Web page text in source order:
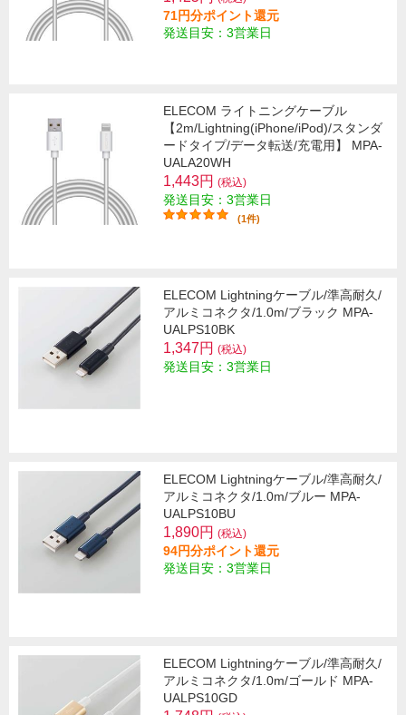
71円分ポイント還元
発送目安：3営業日
ELECOM ライトニングケーブル
【2m/Lightning(iPhone/iPod)/スタンダ
ードタイプ/データ転送/充電用】 MPA-
UALA20WH
1,443円 (税込)
発送目安：3営業日
(1件)
ELECOM Lightningケーブル/準高耐久/
アルミコネクタ/1.0m/ブラック MPA-
UALPS10BK
1,347円 (税込)
発送目安：3営業日
ELECOM Lightningケーブル/準高耐久/
アルミコネクタ/1.0m/ブルー MPA-
UALPS10BU
1,890円 (税込)
94円分ポイント還元
発送目安：3営業日
ELECOM Lightningケーブル/準高耐久/
アルミコネクタ/1.0m/ゴールド MPA-
UALPS10GD